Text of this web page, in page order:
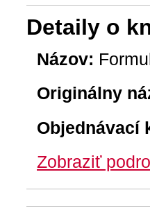
Detaily o
Názov:
Originálny
Objednávací
Zobraziť